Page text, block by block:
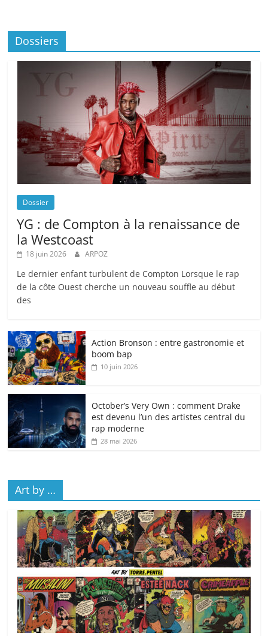
Dossiers
Dossier
YG : de Compton à la renaissance de
la Westcoast
18 juin 2026 ARPOZ
Le dernier enfant turbulent de Compton Lorsque le rap
de la côte Ouest cherche un nouveau souffle au début
des
Action Bronson : entre gastronomie et
boom bap
10 juin 2026
October’s Very Own : comment Drake
est devenu l’un des artistes central du
rap moderne
28 mai 2026
Art by …